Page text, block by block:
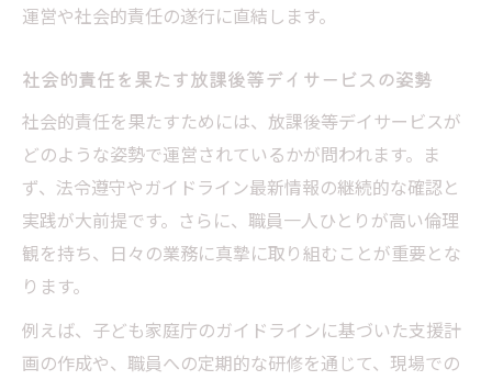
運営や社会的責任の遂行に直結します。
社会的責任を果たす放課後等デイサービスの姿勢
社会的責任を果たすためには、放課後等デイサービスが
どのような姿勢で運営されているかが問われます。ま
ず、法令遵守やガイドライン最新情報の継続的な確認と
実践が大前提です。さらに、職員一人ひとりが高い倫理
観を持ち、日々の業務に真摯に取り組むことが重要とな
ります。
例えば、子ども家庭庁のガイドラインに基づいた支援計
画の作成や、職員への定期的な研修を通じて、現場での